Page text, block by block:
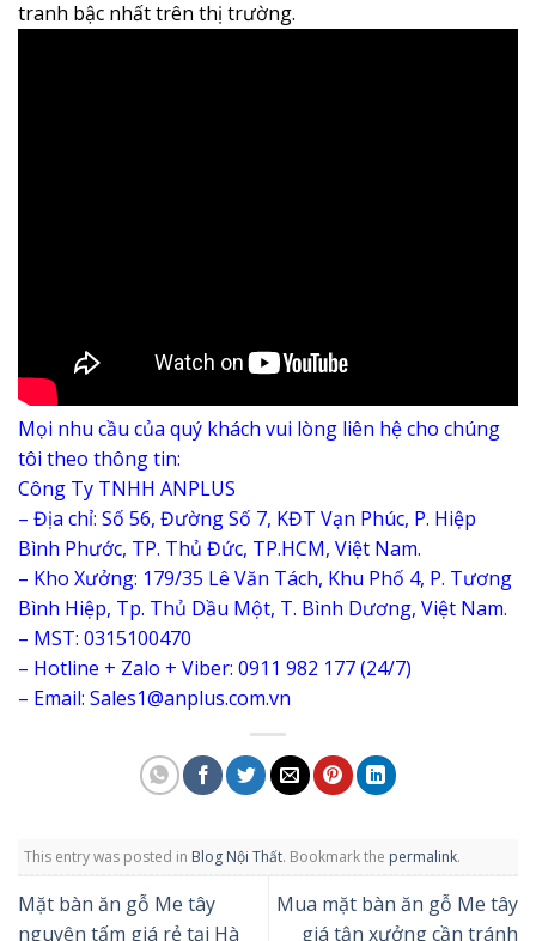
tranh bậc nhất trên thị trường.
Mọi nhu cầu của quý khách vui lòng liên hệ cho chúng
tôi theo thông tin:
Công Ty TNHH ANPLUS
– Địa chỉ: Số 56, Đường Số 7, KĐT Vạn Phúc, P. Hiệp
Bình Phước, TP. Thủ Đức, TP.HCM, Việt Nam.
– Kho Xưởng: 179/35 Lê Văn Tách, Khu Phố 4, P. Tương
Bình Hiệp, Tp. Thủ Dầu Một, T. Bình Dương, Việt Nam.
– MST: 0315100470
– Hotline + Zalo + Viber: 0911 982 177 (24/7)
– Email: Sales1@anplus.com.vn
This entry was posted in Blog Nội Thất. Bookmark the permalink.
Mặt bàn ăn gỗ Me tây
nguyên tấm giá rẻ tại Hà
Mua mặt bàn ăn gỗ Me tây
giá tận xưởng cần tránh